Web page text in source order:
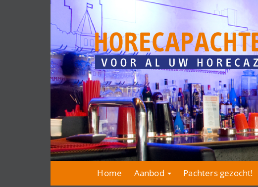
Home Aanbod Pachters gezocht!